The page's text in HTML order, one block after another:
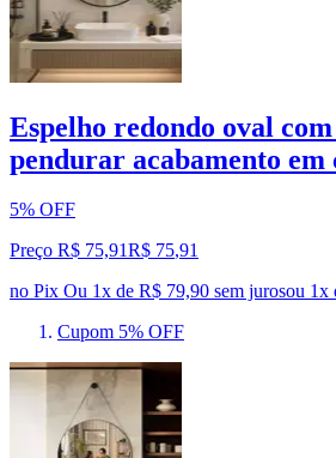
Espelho redondo oval
pendurar acabamento em
5% OFF
Preço R$ 75,91R$ 75,91
no Pix Ou 1x de R$ 79,90 sem jurosou 1x
Cupom 5% OFF